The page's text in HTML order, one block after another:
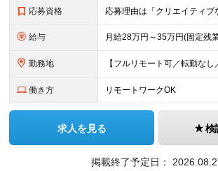
応募資格
給与
勤務地
働き方 リモートワークOK
求人を見る 検
掲載終了予定日：